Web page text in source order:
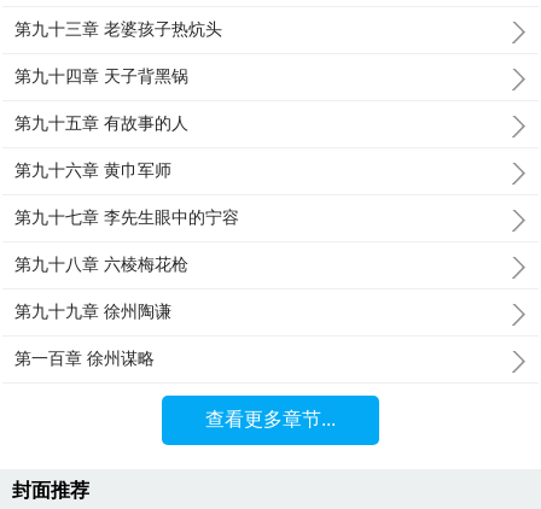
第九十三章 老婆孩子热炕头
第九十四章 天子背黑锅
第九十五章 有故事的人
第九十六章 黄巾军师
第九十七章 李先生眼中的宁容
第九十八章 六棱梅花枪
第九十九章 徐州陶谦
第一百章 徐州谋略
查看更多章节...
封面推荐